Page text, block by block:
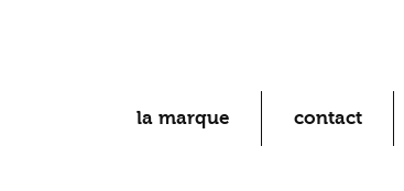
la marque contact